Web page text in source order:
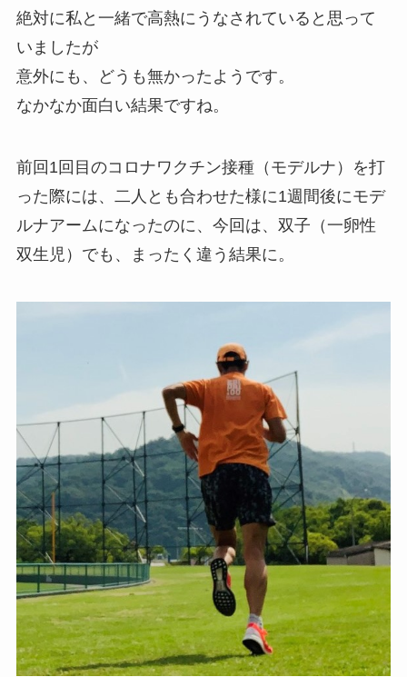
絶対に私と一緒で高熱にうなされていると思って
いましたが
意外にも、どうも無かったようです。
なかなか面白い結果ですね。
前回1回目のコロナワクチン接種（モデルナ）を打
った際には、二人とも合わせた様に1週間後にモデ
ルナアームになったのに、今回は、双子（一卵性
双生児）でも、まったく違う結果に。